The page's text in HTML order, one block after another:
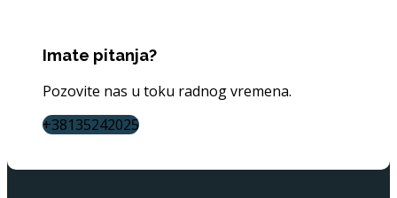
Imate pitanja?
Pozovite nas u toku radnog vremena.
+38135242025